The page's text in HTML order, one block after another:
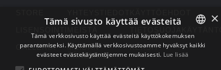
GALLERIA
MEIDÄN
ÄÄNEMME
KEKSIT ENGLISH
×
Tämä sivusto käyttää evästeitä
Tämä verkkosivusto käyttää evästeitä käyttökokemuksen
parantamiseksi. Käyttämällä verkkosivustoamme hyväksyt kaikki
evästeet evästekäytäntöjemme mukaisesti. Lue lisää